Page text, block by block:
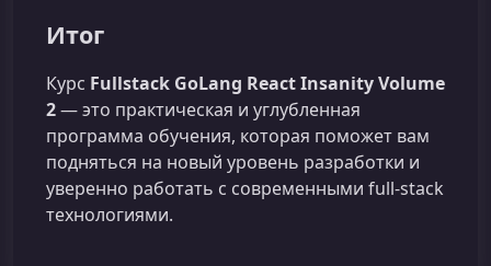
Итог
Курс Fullstack GoLang React Insanity Volume
2— это практическая и углубленная
программа обучения, которая поможет вам
подняться на новый уровень разработки и
уверенно работать с современными full‑stack
технологиями.